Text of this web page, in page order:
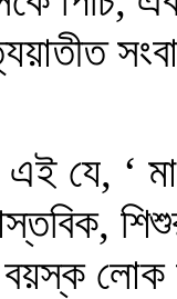
এই যে, ‘
লোক